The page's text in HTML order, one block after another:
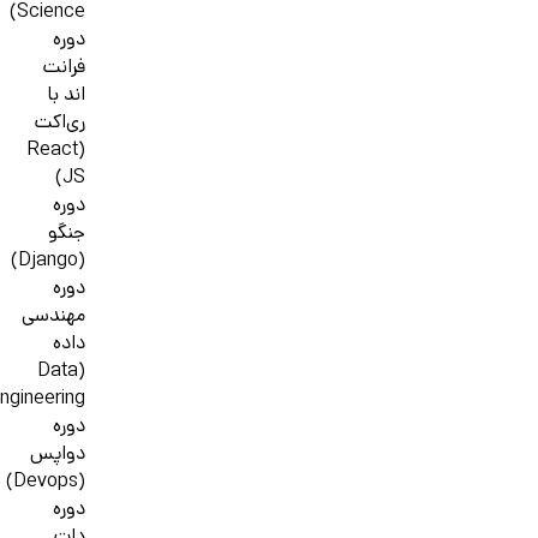
Science)
دوره
فرانت
اند با
ری‌اکت
(React
JS)
دوره
جنگو
(Django)
دوره
مهندسی
داده
(Data
دوره
دواپس
(Devops)
دوره